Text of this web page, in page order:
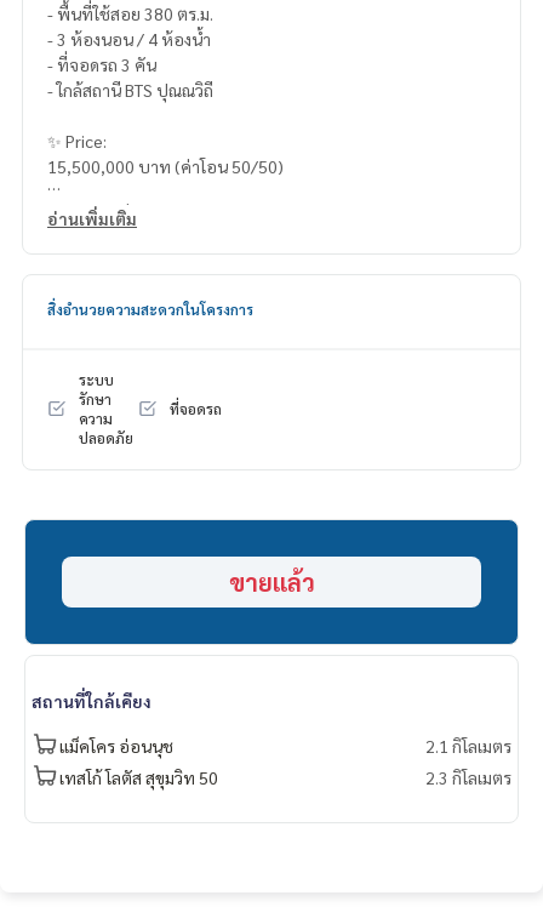
- พื้นที่ใช้สอย 380 ตร.ม.
- 3 ห้องนอน / 4 ห้องน้ำ
- ที่จอดรถ 3 คัน
- ใกล้สถานี BTS ปุณณวิถี
✨ Price:
15,500,000 บาท (ค่าโอน 50/50)
บริการสินเชื่อฟรี! เลือกได้ทุกธนาคาร
______________________
LINE: @homethailand
หรือคลิก https://lin.ee/2g9eaj7
✔️ ที่ปรึกษามืออาชีพ ประสบการณ์มากกว่า 6 ปี
✔️ รับฝากขาย รับซื้อ ขายฝาก จำนอง
www.homerealestateservices.co.th
Facebook | IG | TikTok | YouTube
#HOMEREALESTATESERVICES
อ่านเพิ่มเติม
สิ่งอำนวยความสะดวกในโครงการ
ระบบ
รักษา
ความ
ปลอดภัย
ที่จอดรถ
ขายแล้ว
สถานที่ใกล้เคียง
แม็คโคร อ่อนนุช
2.1 กิโลเมตร
เทสโก้ โลตัส สุขุมวิท 50
2.3 กิโลเมตร